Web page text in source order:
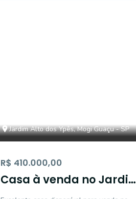
Jardim Alto dos Ypês, Mogi Guaçu - SP
R$ 410.000,00
Casa à venda no Jardim
Alto dos Ypês